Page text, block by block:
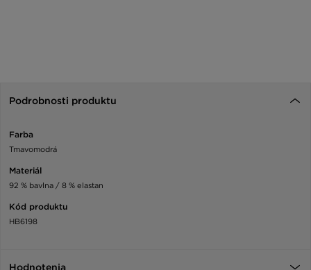
Podrobnosti produktu
Farba
Tmavomodrá
Materiál
92 % bavlna / 8 % elastan
Kód produktu
HB6198
Hodnotenia